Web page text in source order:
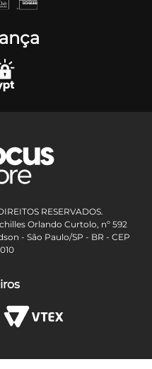
RESERVADOS.
Orlando Curtolo, nº 592
- São Paulo/SP - BR - CEP